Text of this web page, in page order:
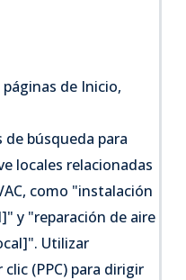
páginas de Inicio,
búsqueda para
locales relacionadas
como "instalación
y "reparación de aire
Utilizar
(PPC) para dirigir